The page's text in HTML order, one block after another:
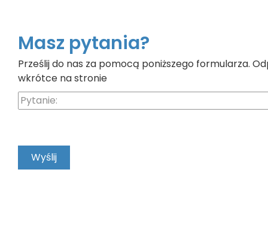
Masz pytania?
Prześlij do nas za pomocą poniższego formularza.
wkrótce na stronie